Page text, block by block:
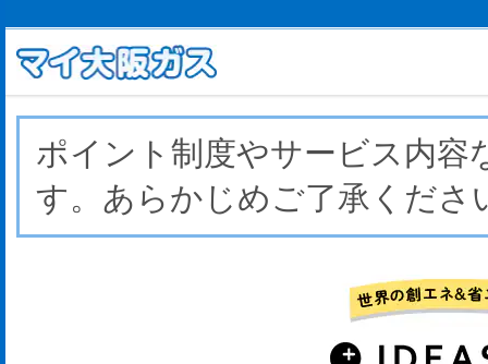
ポイント制度やサービス内容
す。あらかじめご了承くださ